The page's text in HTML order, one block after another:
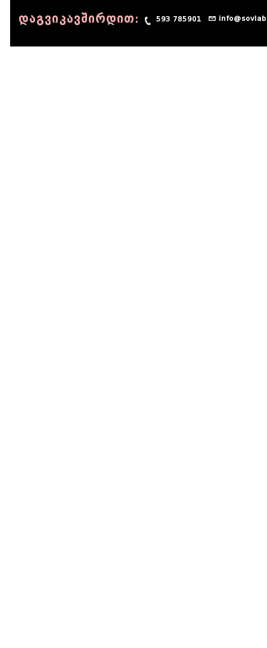
დაგვიკავშირდით: 593 785901